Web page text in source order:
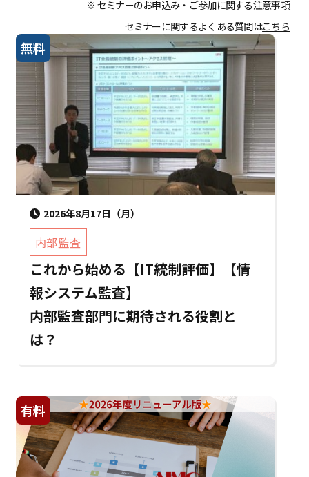
※ セミナーのお申込み・ご参加に関する注意事項
セミナーに関するよくある質問はこちら
無料
2026年8月17日（月）
内部監査
これから始める【IT統制評価】【情
報システム監査】
内部監査部門に期待される役割と
は？
有料